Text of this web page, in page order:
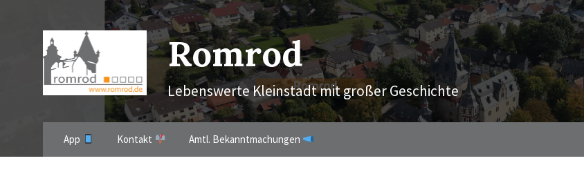
navigation
Romrod
Lebenswerte Kleinstadt mit großer Geschichte
App Kontakt Amtl. Bekanntmachungen